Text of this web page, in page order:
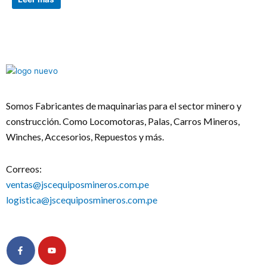
de
Somos Fabricantes de maquinarias para el sector minero y
construcción. Como Locomotoras, Palas, Carros Mineros,
Winches, Accesorios, Repuestos y más.
Correos:
ventas@jscequiposmineros.com.pe
logistica@jscequiposmineros.com.pe
Facebook-
f
Youtube